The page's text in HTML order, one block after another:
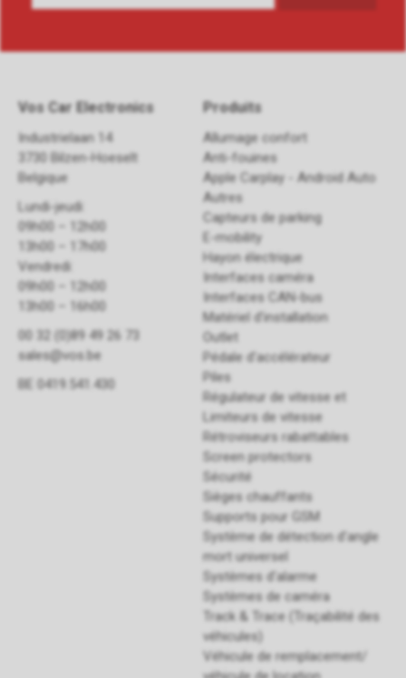
Vos Car Electronics
Industrielaan 14
3730 Bilzen-Hoeselt
Belgique
Lundi-jeudi:
09h00 – 12h00
13h00 – 17h00
Vendredi:
09h00 – 12h00
13h00 – 16h00
00 32 (0)89 49 26 73
sales@vos.be
BE 0419.541.430
Produits
Allumage confort
Anti-fouines
Apple Carplay - Android Auto
Autres
Capteurs de parking
E-mobility
Hayon électrique
Interfaces caméra
Interfaces CAN-bus
Matériel d'installation
Outlet
Pédale d'accélérateur
Piles
Régulateur de vitesse et
Limiteurs de vitesse
Rétroviseurs rabattables
Screen protectors
Sécurité
Sièges chauffants
Supports pour GSM
Système de détection d'angle
mort universel
Systèmes d'alarme
Systèmes de caméra
Track & Trace (Traçabilité des
véhicules)
Véhicule de remplacement/